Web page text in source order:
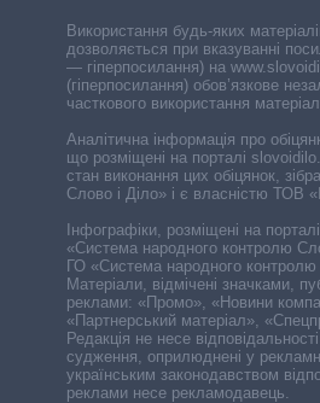
Використання будь-яких
дозволяється при вказуванні
— гіперпосилання) на
(гіперпосилання) обов’язкове
часткового використання
Аналітична інформація про
що розміщені на порталі
стан виконання цих обіцянок,
Слово і Діло» і є власністю ТОВ
Інфографіки, розміщені на
«Система народного контролю
ГО «Система народного контролю
Матеріали, відмічені значками,
реклами: «Промо», «Новини
«Партнерський матеріал»,
Редакція не несе
судження, оприлюднені у
українським законодавством
реклами несе рекламодавець.